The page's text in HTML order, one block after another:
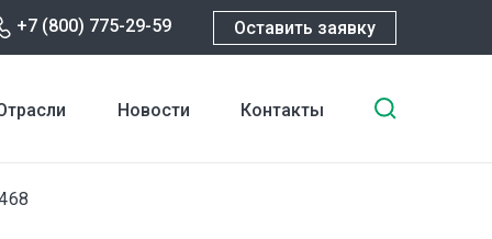
+7 (800) 775-29-59 Оставить заявку
Новости Контакты